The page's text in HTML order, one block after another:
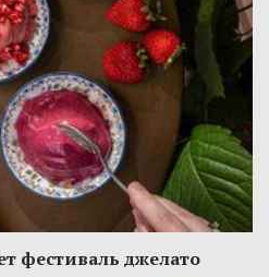
фестиваль джелато